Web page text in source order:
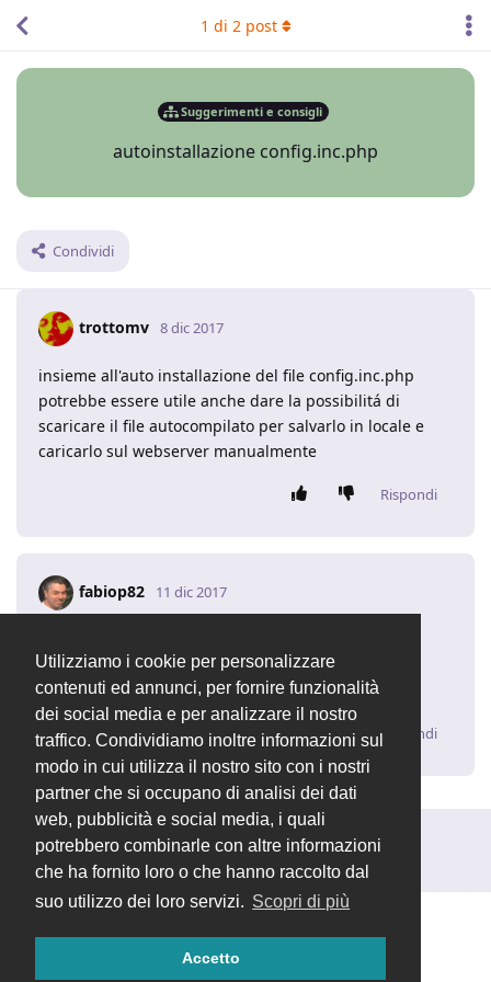
Utilizziamo i cookie per personalizzare
contenuti ed annunci, per fornire funzionalità
dei social media e per analizzare il nostro
traffico. Condividiamo inoltre informazioni sul
modo in cui utilizza il nostro sito con i nostri
partner che si occupano di analisi dei dati
web, pubblicità e social media, i quali
potrebbero combinarle con altre informazioni
che ha fornito loro o che hanno raccolto dal
suo utilizzo dei loro servizi. Scopri di più
Accetto
Suggerimenti e consigli
autoinstallazione config.inc.php
Condividi
1 di 2post
trottomv 8 dic 2017
insieme all'auto installazione del file config.inc.php
potrebbe essere utile anche dare la possibilitá di
scaricare il file autocompilato per salvarlo in locale e
caricarlo sul webserver manualmente
Rispondi
fabiop82 11 dic 2017
grazie per l'idea, certo potrebbe essere utile anche
questa funzione
Rispondi
Rispondi alla discussione...